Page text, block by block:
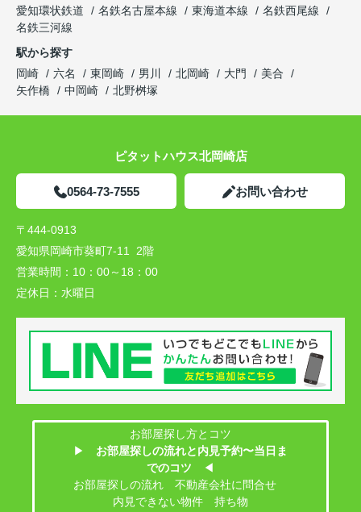
愛知環状鉄道
名鉄名古屋本線 東海道本線
名鉄西尾線
名鉄三河線
駅から探す
岡崎
六名 東岡崎 男川 北岡崎 大門
美合
矢作橋
中岡崎 北野桝塚
ピタットハウス北岡崎店
0564-73-7555 お問い合わせ
〒444-0913
愛知県岡崎市葵町7-11 2階
営業時間： 10：00～18：00
定休日： 水曜日
お部屋探し方とコツ
▶
お部屋探しの流れと内見予約〜当日ま
でのコツ
◀
お部屋探しの流れ 不動産会社に問合せ
内見できない物件 持ち物